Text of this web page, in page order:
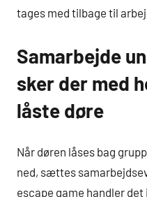
tages med tilbage til
Samarbejde
sker der med
låste døre
Når døren låses bag
ned, sættes
escape game handler